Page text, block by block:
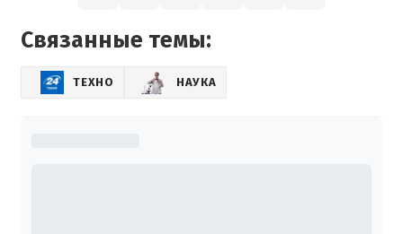
Связанные темы:
ТЕХНО НАУКА